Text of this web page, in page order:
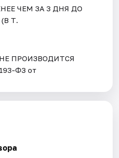
ЧЕМ ЗА 3 ДНЯ ДО
Т.
ПРОИЗВОДИТСЯ
ФЗ от